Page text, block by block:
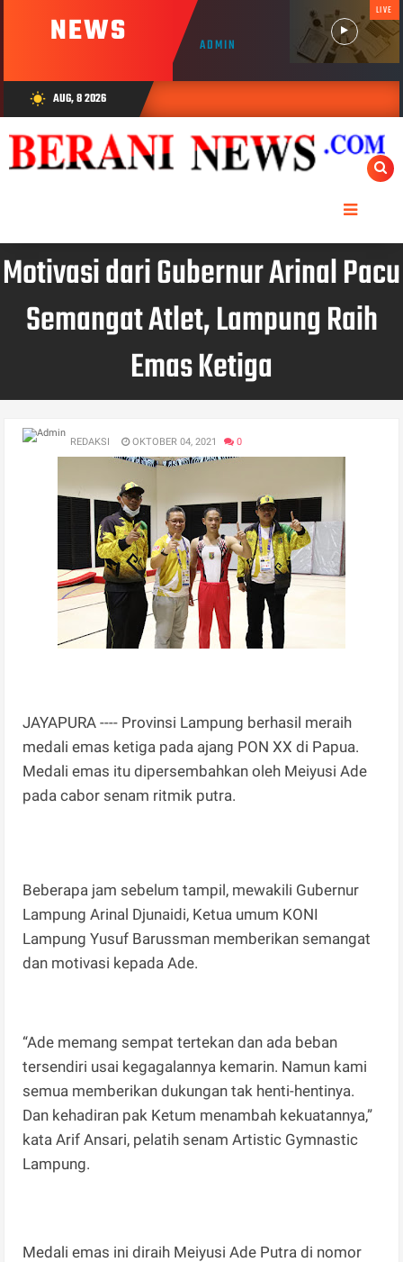
NEWS ADMIN
LIVE
wb_sunny AUG, 8 2026
Motivasi dari Gubernur Arinal Pacu
Semangat Atlet, Lampung Raih
Emas Ketiga
REDAKSI OKTOBER 04, 2021 0
JAYAPURA ---- Provinsi Lampung berhasil meraih
medali emas ketiga pada ajang PON XX di Papua.
Medali emas itu dipersembahkan oleh Meiyusi Ade
pada cabor senam ritmik putra.
Beberapa jam sebelum tampil, mewakili Gubernur
Lampung Arinal Djunaidi, Ketua umum KONI
Lampung Yusuf Barussman memberikan semangat
dan motivasi kepada Ade.
“Ade memang sempat tertekan dan ada beban
tersendiri usai kegagalannya kemarin. Namun kami
semua memberikan dukungan tak henti-hentinya.
Dan kehadiran pak Ketum menambah kekuatannya,”
kata Arif Ansari, pelatih senam Artistic Gymnastic
Lampung.
Medali emas ini diraih Meiyusi Ade Putra di nomor